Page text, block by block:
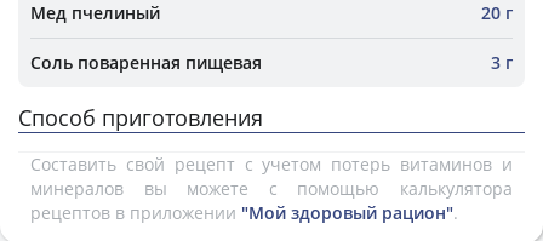
Мед пчелиный 20 г
Соль поваренная пищевая 3 г
Способ приготовления
Составить свой рецепт с учетом потерь витаминов и
минералов вы можете с помощью калькулятора
рецептов в приложении "Мой здоровый рацион".